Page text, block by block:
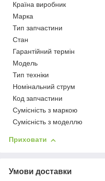
Країна виробник
Марка
Тип запчастини
Стан
Гарантійний термін
Модель
Тип техніки
Номінальний струм
Код запчастини
Сумісність з маркою
Сумісність з моделлю
Приховати
Умови доставки